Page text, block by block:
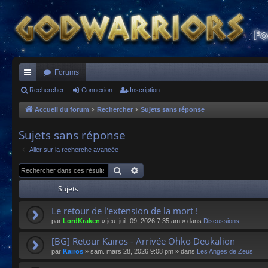
ac
co
s
Forums
Rechercher Connexion Inscription
Accueil du forum Rechercher Sujets sans réponse
Sujets sans réponse
Aller sur la recherche avancée
Rechercher
Sujets
Le retour de l'extension de la mort !
par LordKraken » jeu. juil. 09, 2026 7:35 am » dans Discussions
[BG] Retour Kaïros - Arrivée Ohko Deukalion
par Kaïros » sam. mars 28, 2026 9:08 pm » dans Les Anges de Zeus